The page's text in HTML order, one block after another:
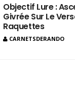
Objectif Lure :
Givrée Sur Le
Raquettes
CARNETSDERANDO